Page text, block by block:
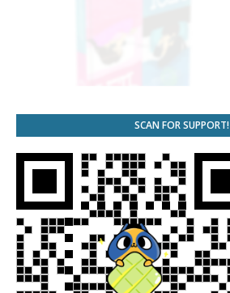
SCAN FOR SUPPORT!